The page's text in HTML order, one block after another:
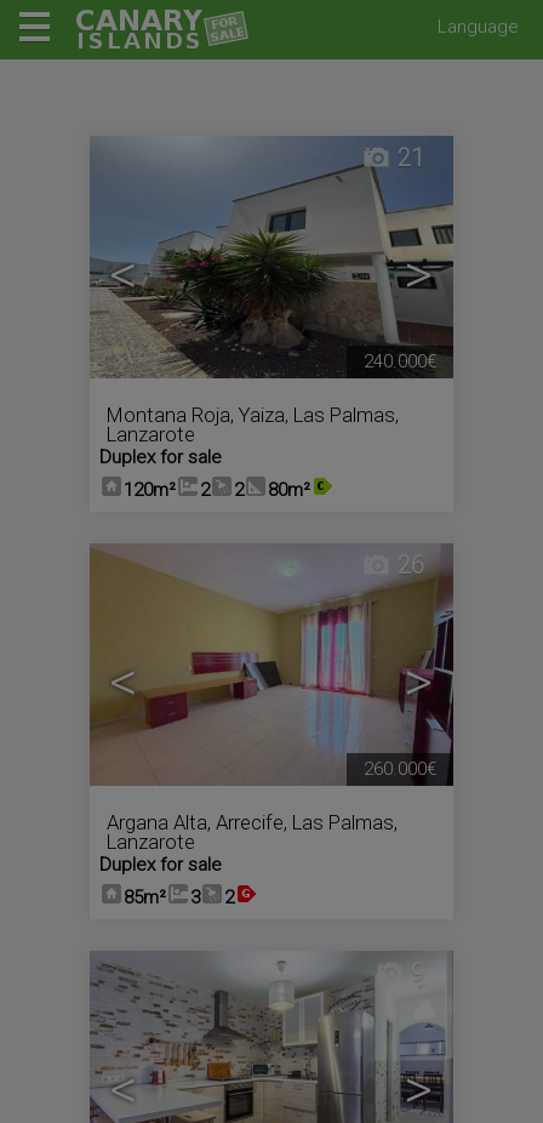
Language
< >
21
Montana Roja, Yaiza, Las Palmas,
Lanzarote
Duplex for sale
120m²
2 2 80m²
240.000€
< >
26
Argana Alta, Arrecife, Las Palmas,
Lanzarote
Duplex for sale
85m²
3 2
260.000€
< >
9